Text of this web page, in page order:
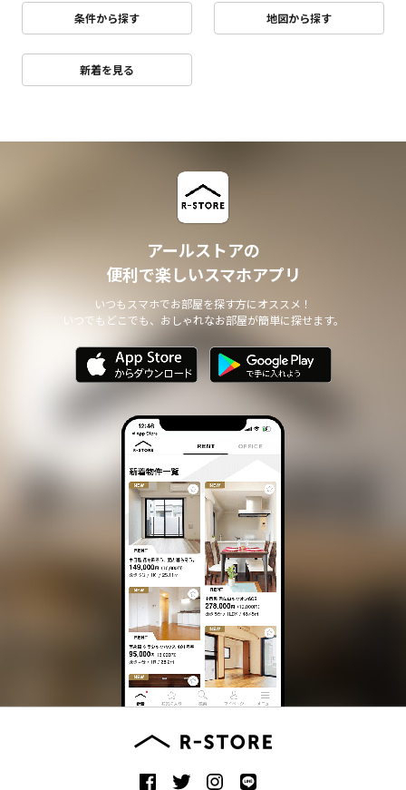
条件から探す 地図から探す
新着を見る
アールストアの
便利で楽しいスマホアプリ
いつもスマホでお部屋を探す方にオススメ！
いつでもどこでも、おしゃれなお部屋が簡単に探せます。